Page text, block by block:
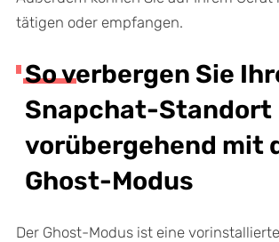
tätigen oder empfangen.
So verbergen Sie
Snapchat-Standort
vorübergehend mit
Ghost-Modus
Der Ghost-Modus ist eine